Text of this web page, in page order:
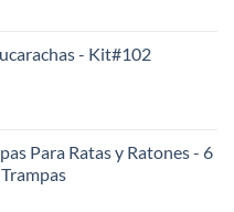
- Kit#102
Para Ratas y Ratones - 6